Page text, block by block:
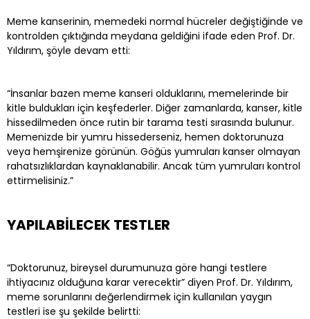
Meme kanserinin, memedeki normal hücreler değiştiğinde ve
kontrolden çıktığında meydana geldiğini ifade eden Prof. Dr.
Yıldırım, şöyle devam etti:
“İnsanlar bazen meme kanseri olduklarını, memelerinde bir
kitle buldukları için keşfederler. Diğer zamanlarda, kanser, kitle
hissedilmeden önce rutin bir tarama testi sırasında bulunur.
Memenizde bir yumru hissederseniz, hemen doktorunuza
veya hemşirenize görünün. Göğüs yumruları kanser olmayan
rahatsızlıklardan kaynaklanabilir. Ancak tüm yumruları kontrol
ettirmelisiniz.”
YAPILABİLECEK TESTLER
“Doktorunuz, bireysel durumunuza göre hangi testlere
ihtiyacınız olduğuna karar verecektir” diyen Prof. Dr. Yıldırım,
meme sorunlarını değerlendirmek için kullanılan yaygın
testleri ise şu şekilde belirtti: